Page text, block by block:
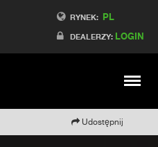
RYNEK: PL
DEALERZY: LOGIN
Meny
Udostępnij